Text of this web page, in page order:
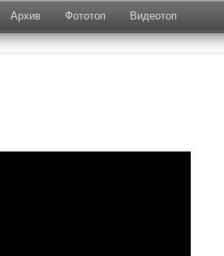
Архив Фототоп Видеотоп